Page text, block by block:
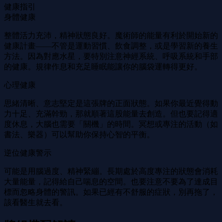
健康指引
身體健康
整體活力充沛，精神狀態良好。魔術師的能量有利於開始新的
健康計畫——不管是運動習慣、飲食調整，或是學習新的養生
方法。因為對應水星，要特別注意神經系統、呼吸系統和手部
的健康。規律作息和充足睡眠能讓你的腦袋運轉得更好。
心理健康
思緒清晰、意志堅定是這張牌的正面狀態。如果你最近覺得動
力十足、充滿幹勁，那就順著這股能量去創造。但也要記得適
度休息，大腦也需要「關機」的時間。冥想或專注的活動（如
書法、樂器）可以幫助你保持心智的平衡。
逆位健康警示
可能是用腦過度、精神緊繃。長期處於高度專注的狀態會消耗
大量能量，記得給自己喘息的空間。也要注意不要為了達成目
標而忽略身體的警訊。如果已經有不舒服的症狀，別再拖了，
該看醫生就去看。